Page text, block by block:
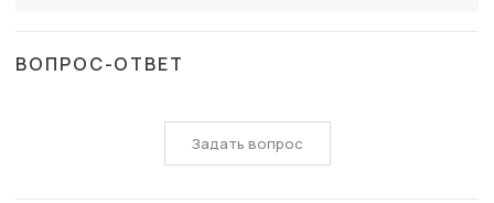
ВОПРОС-ОТВЕТ
Задать вопрос